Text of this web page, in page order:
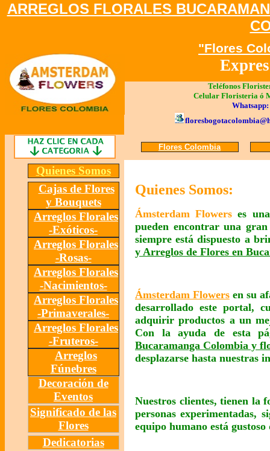
ARREGLOS FLORALES
"Flores
Teléfonos
Celular Floristeria ó
Whatsapp:
Flores Colombia
Quienes Somos
Cajas de Flores
y Bouquets
Quienes Somos:
Ámsterdam Flowers es
pueden encontrar una
siempre está dispuesto a
y Arreglos de Flores en
Ámsterdam Flowers en su
desarrollado este portal,
adquirir productos a un
Con la ayuda de esta
Bucaramanga Colombia y
desplazarse hasta nuestras
Nuestros clientes, tienen la
personas experimentadas,
equipo humano está
Arreglos Florales
-Exóticos-
Arreglos Florales
-Rosas-
Arreglos Florales
-Nacimientos-
Arreglos Florales
-Primaverales-
Arreglos Florales
-Fruteros-
Arreglos
Fúnebres
Decoración de
Eventos
Significado de las
Flores
Dedicatorias